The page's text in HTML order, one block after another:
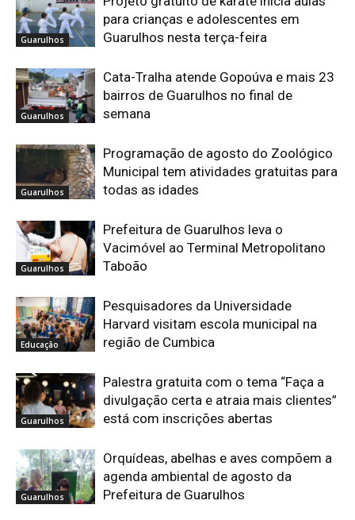
Guarulhos
para crianças e adolescentes em
Guarulhos nesta terça-feira
Guarulhos
Cata-Tralha atende Gopoúva e mais 23
bairros de Guarulhos no final de
semana
Guarulhos
Programação de agosto do Zoológico
Municipal tem atividades gratuitas para
todas as idades
Guarulhos
Prefeitura de Guarulhos leva o
Vacimóvel ao Terminal Metropolitano
Taboão
Educação
Pesquisadores da Universidade
Harvard visitam escola municipal na
região de Cumbica
Guarulhos
Palestra gratuita com o tema “Faça a
divulgação certa e atraia mais clientes”
está com inscrições abertas
Guarulhos
Orquídeas, abelhas e aves compõem a
agenda ambiental de agosto da
Prefeitura de Guarulhos